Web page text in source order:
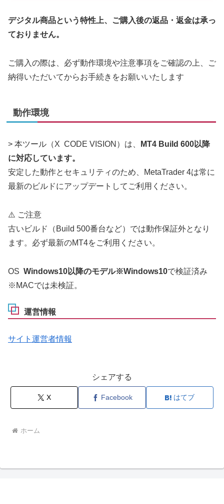
デジタル商品という特性上、ご購入後の返品・返金は承っ
ておりません。
ご購入の際は、必ず動作環境や注意事項をご確認の上、ご
納得いただいてからお手続きをお願いいたします
動作環境
> 本ツール（X CODE VISION）は、
MT4 Build 600以降
に対応しています。
安定した動作とセキュリティのため、MetaTrader 4は常に
最新のビルドにアップデートしてご利用ください。
⚠️ ご注意
古いビルド（Build 500番台など）では動作保証外となり
ます。必ず最新のMT4をご利用ください。
OS Windows10以降のモデル※Windows10で検証済み
※MACでは未検証。
運営情報
サイト運営者情報
シェアする
X Facebook はてブ
ホーム